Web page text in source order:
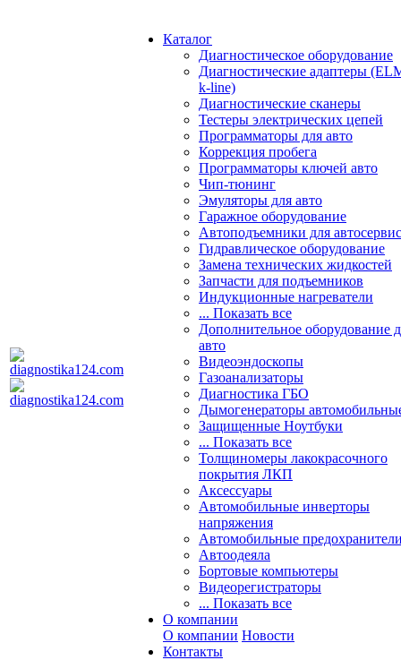
Каталог
Диагностическое оборудование
Диагностические адаптеры
k-line)
Диагностические сканеры
Тестеры электрических цепей
Программаторы для авто
Коррекция пробега
Программаторы ключей авто
Чип-тюнинг
Эмуляторы для авто
Гаражное оборудование
Автоподъемники для
Гидравлическое оборудование
Замена технических жидкостей
Запчасти для подъемников
Индукционные нагреватели
... Показать все
Дополнительное оборудование
авто
Видеоэндоскопы
Газоанализаторы
Диагностика ГБО
Дымогенераторы
Защищенные Ноутбуки
... Показать все
Толщиномеры лакокрасочного
покрытия ЛКП
Аксессуары
Автомобильные инверторы
напряжения
Автомобильные
Автоодеяла
Бортовые компьютеры
Видеорегистраторы
... Показать все
О компании
О компании Новости
Контакты